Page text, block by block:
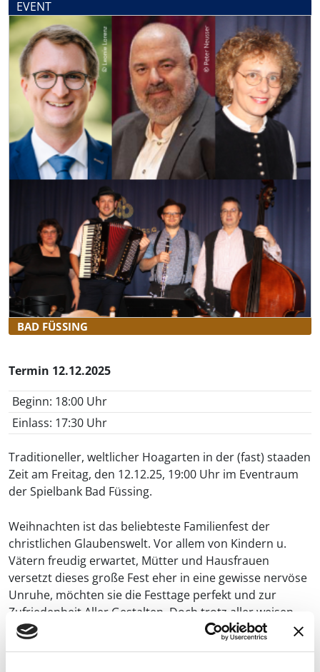
SHOP
SPIELINFOS
UNTERNEHMEN
JACKPOT
AKTUELLES
EVENT
BAD FÜSSING
Termin 12.12.2025
Beginn: 18:00 Uhr
Einlass: 17:30 Uhr
Traditioneller, weltlicher Hoagarten in der (fast) staaden
Zeit am Freitag, den 12.12.25, 19:00 Uhr im Eventraum
der Spielbank Bad Füssing.
Weihnachten ist das beliebteste Familienfest der
christlichen Glaubenswelt. Vor allem von Kindern u.
Vätern freudig erwartet, Mütter und Hausfrauen
versetzt dieses große Fest eher in eine gewisse nervöse
Unruhe, möchten sie die Festtage perfekt und zur
Zufriedenheit Aller Gestalten. Doch trotz aller weisen
Planung läuft nicht alles wie gedacht! Davon erzählen